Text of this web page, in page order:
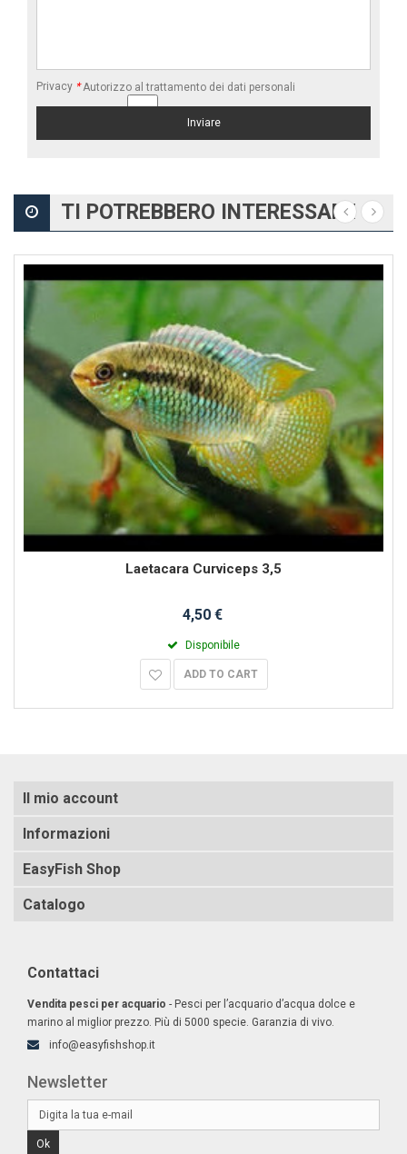
Privacy * Autorizzo al trattamento dei dati personali
TI POTREBBERO INTERESSARE
Laetacara Curviceps 3,5
4,50 €
Disponibile
ADD TO CART
Il mio account
Informazioni
EasyFish Shop
Catalogo
Contattaci
Vendita pesci per acquario - Pesci per l’acquario d’acqua dolce e
marino al miglior prezzo. Più di 5000 specie. Garanzia di vivo.
info@easyfishshop.it
Newsletter
Ok